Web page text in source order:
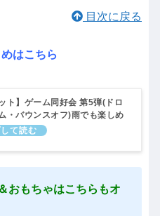
目次に戻る
はこちら
ト】ゲーム同好会 第5弾(ドロ
・バウンスオフ)雨でも楽しめ
ームまとめ()6月10日
おもちゃはこちらもオ